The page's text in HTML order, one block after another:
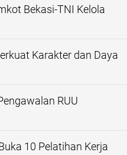
Bekasi-TNI Kelola
Karakter dan Daya
RUU
10 Pelatihan Kerja